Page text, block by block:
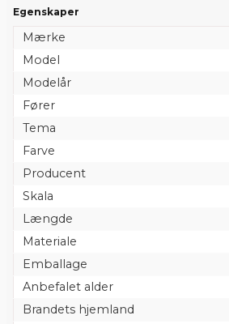
Egenskaper
Mærke
Model
Modelår
Fører
Tema
Farve
Producent
Skala
Længde
Materiale
Emballage
Anbefalet alder
Brandets hjemland